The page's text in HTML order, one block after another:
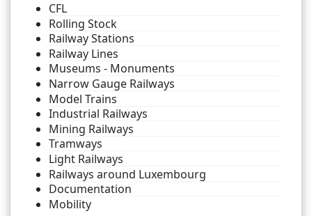
CFL
Rolling Stock
Railway Stations
Railway Lines
Museums - Monuments
Narrow Gauge Railways
Model Trains
Industrial Railways
Mining Railways
Tramways
Light Railways
Railways around Luxembourg
Documentation
Mobility